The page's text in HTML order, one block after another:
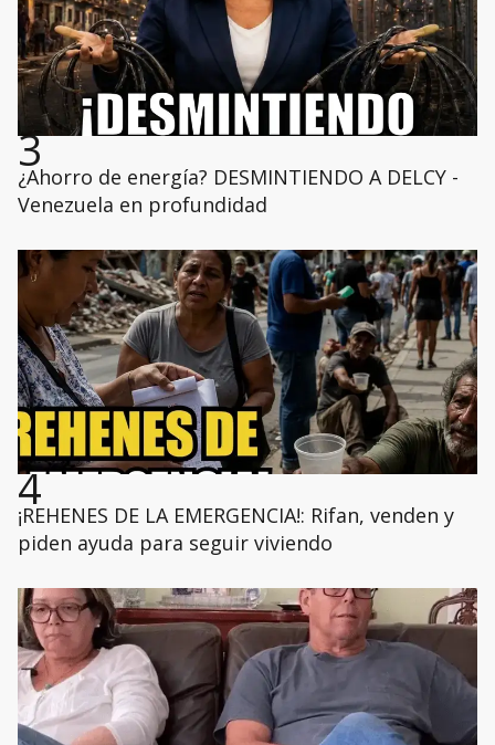
3
¿Ahorro de energía? DESMINTIENDO A DELCY -
Venezuela en profundidad
4
¡REHENES DE LA EMERGENCIA!: Rifan, venden y
piden ayuda para seguir viviendo